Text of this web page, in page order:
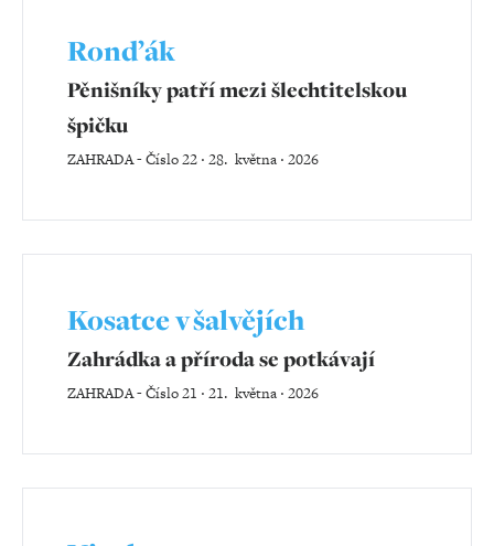
Ronďák
Pěnišníky patří mezi šlechtitelskou
špičku
ZAHRADA-Číslo 22 ‧ 28. května ‧ 2026
Kosatce v šalvějích
Zahrádka a příroda se potkávají
ZAHRADA-Číslo 21 ‧ 21. května ‧ 2026